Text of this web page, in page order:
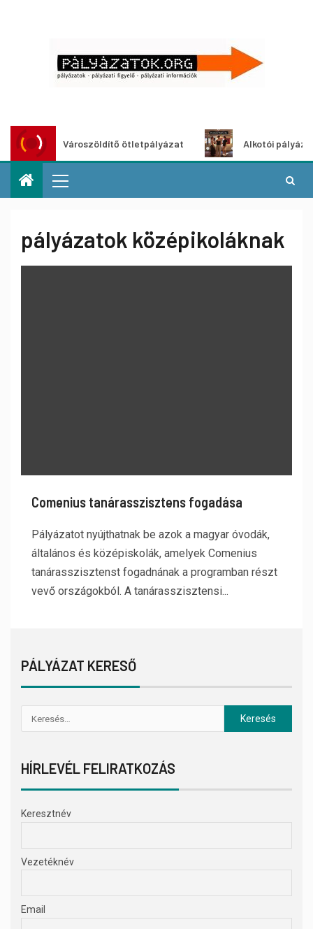
Városzöldítő ötletpályázat Alkotói pályázat
pályázatok középikoláknak
Comenius tanárasszisztens fogadása
Pályázatot nyújthatnak be azok a magyar óvodák,
általános és középiskolák, amelyek Comenius
tanárasszisztenst fogadnának a programban részt
vevő országokból. A tanárasszisztensi...
PÁLYÁZAT KERESŐ
HÍRLEVÉL FELIRATKOZÁS
Keresztnév
Vezetéknév
Email